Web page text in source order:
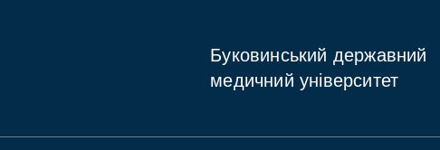
Буковинський державний
медичний університет